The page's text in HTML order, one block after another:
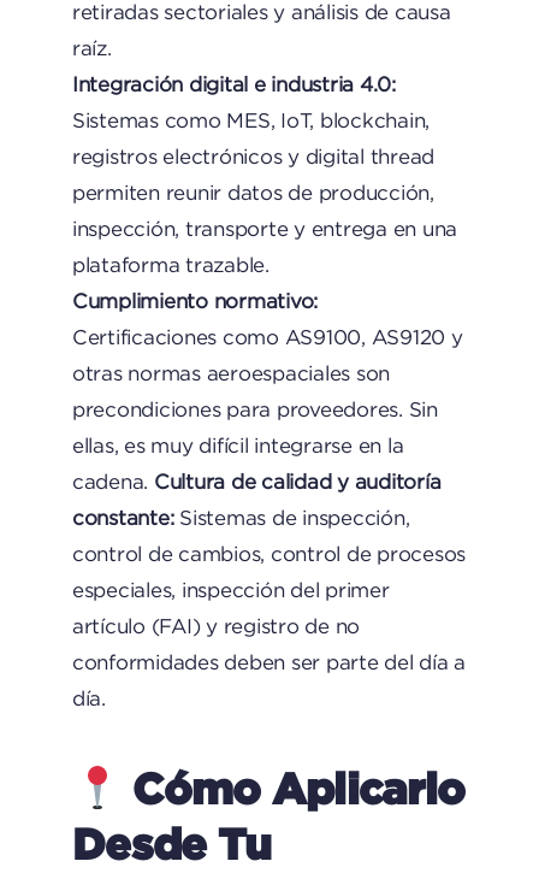
retiradas sectoriales y análisis de causa
raíz.
Integración digital e industria 4.0:
Sistemas como MES, IoT, blockchain,
registros electrónicos y digital thread
permiten reunir datos de producción,
inspección, transporte y entrega en una
plataforma trazable.
Cumplimiento normativo:
Certificaciones como AS9100, AS9120 y
otras normas aeroespaciales son
precondiciones para proveedores. Sin
ellas, es muy difícil integrarse en la
cadena. Cultura de calidad y auditoría
constante:Sistemas de inspección,
control de cambios, control de procesos
especiales, inspección del primer
artículo (FAI) y registro de no
conformidades deben ser parte del día a
día.
Cómo Aplicarlo
Desde Tu